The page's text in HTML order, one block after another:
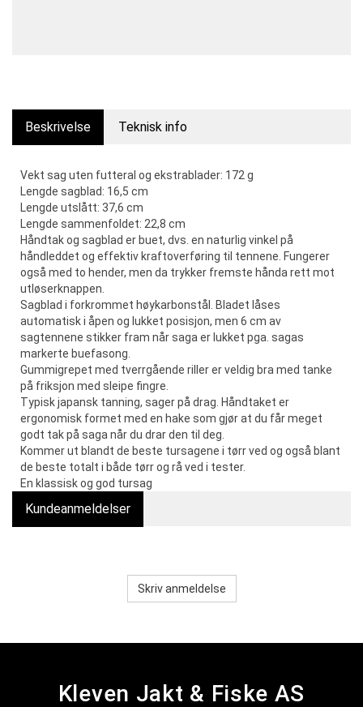
Beskrivelse Teknisk info
Vekt sag uten futteral og ekstrablader: 172 g
Lengde sagblad: 16,5 cm
Lengde utslått: 37,6 cm
Lengde sammenfoldet: 22,8 cm
Håndtak og sagblad er buet, dvs. en naturlig vinkel på
håndleddet og effektiv kraftoverføring til tennene. Fungerer
også med to hender, men da trykker fremste hånda rett mot
utløserknappen.
Sagblad i forkrommet høykarbonstål. Bladet låses
automatisk i åpen og lukket posisjon, men 6 cm av
sagtennene stikker fram når saga er lukket pga. sagas
markerte buefasong.
Gummigrepet med tverrgående riller er veldig bra med tanke
på friksjon med sleipe fingre.
Typisk japansk tanning, sager på drag. Håndtaket er
ergonomisk formet med en hake som gjør at du får meget
godt tak på saga når du drar den til deg.
Kommer ut blandt de beste tursagene i tørr ved og også blant
de beste totalt i både tørr og rå ved i tester.
En klassisk og god tursag
Kundeanmeldelser
Skriv anmeldelse
Kleven Jakt & Fiske AS